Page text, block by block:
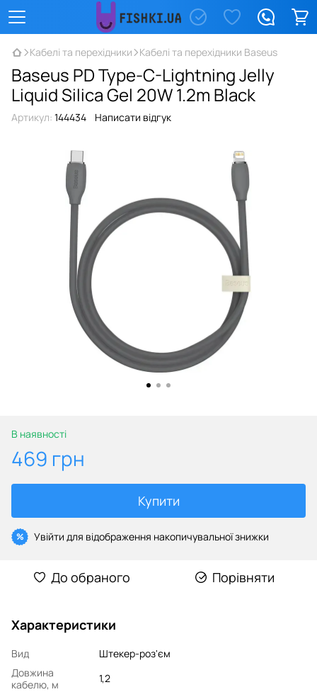
Кабелі та перехідники Кабелі та перехідники Baseus
Baseus PD Type-C-Lightning Jelly
Liquid Silica Gel 20W 1.2m Black
Артикул: 144434 Написати відгук
В наявності
469 грн
Купити
% Увійти для відображення накопичувальної знижки
До обраного Порівняти
Характеристики
Вид
Штекер-роз'єм
Довжина
кабелю, м
1,2